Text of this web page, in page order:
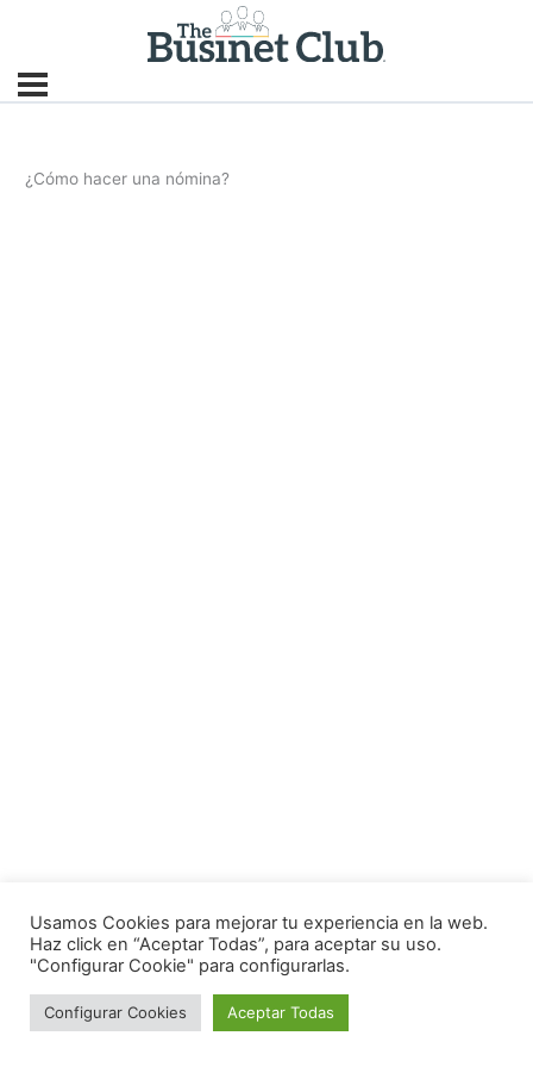
¿Cómo hacer una nómina?
Usamos Cookies para mejorar tu experiencia en la web.
Haz click en “Aceptar Todas”, para aceptar su uso.
"Configurar Cookie" para configurarlas.
Configurar Cookies Aceptar Todas